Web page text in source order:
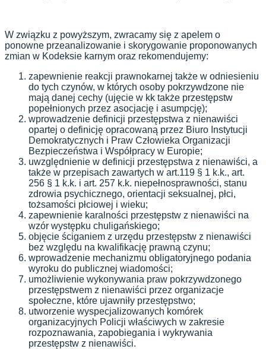
W związku z powyższym, zwracamy się z apelem o
ponowne przeanalizowanie i skorygowanie proponowanych
zmian w Kodeksie karnym oraz rekomendujemy:
zapewnienie reakcji prawnokarnej także w odniesieniu
do tych czynów, w których osoby pokrzywdzone nie
mają danej cechy (ujęcie w kk także przestępstw
popełnionych przez asocjację i asumpcję);
wprowadzenie definicji przestępstwa z nienawiści
opartej o definicję opracowaną przez Biuro Instytucji
Demokratycznych i Praw Człowieka Organizacji
Bezpieczeństwa i Współpracy w Europie;
uwzględnienie w definicji przestępstwa z nienawiści, a
także w przepisach zawartych w art.119 § 1 k.k., art.
256 § 1 k.k. i art. 257 k.k. niepełnosprawności, stanu
zdrowia psychicznego, orientacji seksualnej, płci,
tożsamości płciowej i wieku;
zapewnienie karalności przestępstw z nienawiści na
wzór występku chuligańskiego;
objęcie ściganiem z urzędu przestępstw z nienawiści
bez względu na kwalifikację prawną czynu;
wprowadzenie mechanizmu obligatoryjnego podania
wyroku do publicznej wiadomości;
umożliwienie wykonywania praw pokrzywdzonego
przestępstwem z nienawiści przez organizacje
społeczne, które ujawniły przestępstwo;
utworzenie wyspecjalizowanych komórek
organizacyjnych Policji właściwych w zakresie
rozpoznawania, zapobiegania i wykrywania
przestępstw z nienawiści.